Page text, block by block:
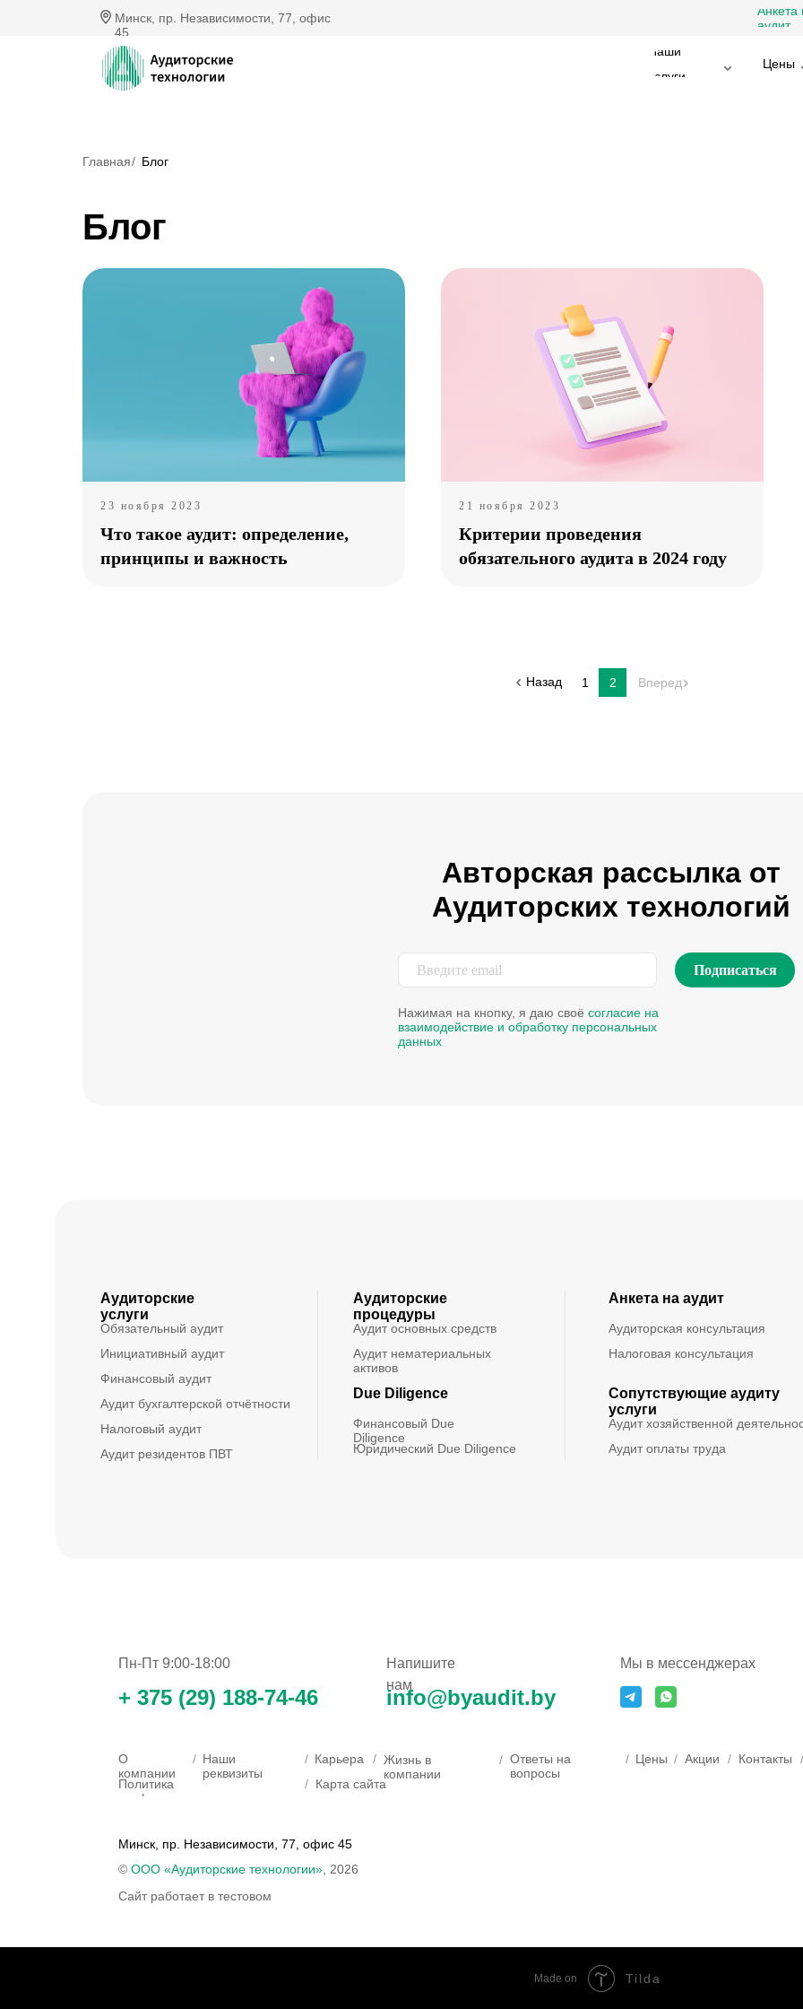
Минск, пр. Независимости, 77, офис
45
Анкета
аудит
Цены
Наши
услуги
Блог
Главная/ Блог
23 ноября 2023
Что такое аудит: определение,
принципы и важность
21 ноября 2023
Критерии проведения
обязательного аудита в 2024 году
Назад Вперед
1 2
Нажимая на кнопку, я даю своё согласие на
взаимодействие и обработку персональных
данных
Авторская рассылка от
Аудиторских технологий
Подписаться
Аудиторские
услуги
Обязательный аудит
Инициативный аудит
Финансовый аудит
Аудит бухгалтерской отчётности
Налоговый аудит
Аудит резидентов ПВТ
Анкета на аудит
Аудиторская консультация
Налоговая консультация
Due Diligence
Финансовый Due
Diligence
Юридический Due Diligence
Аудиторские
процедуры
Аудит основных средств
Аудит нематериальных
активов
Сопутствующие аудиту
услуги
Аудит хозяйственной
Аудит оплаты труда
Мы в мессенджерах
Напишите
нам
info@byaudit.by
Пн-Пт 9:00-18:00
+ 375 (29) 188-74-46
О
компании
/
Жизнь в
компании
/
Наши
реквизиты
/ Карьера /
Ответы на
вопросы
/ Цены / Акции / Контакты /
Политика
конфиденциальности
/ Карта сайта
Минск, пр. Независимости, 77, офис 45
© ООО «Аудиторские технологии» , 2026
Сайт работает в тестовом
Made on Tilda